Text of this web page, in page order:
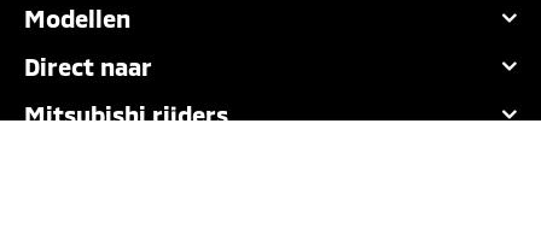
Modellen
Direct naar
Mitsubishi rijders